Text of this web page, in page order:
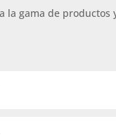
la gama de productos